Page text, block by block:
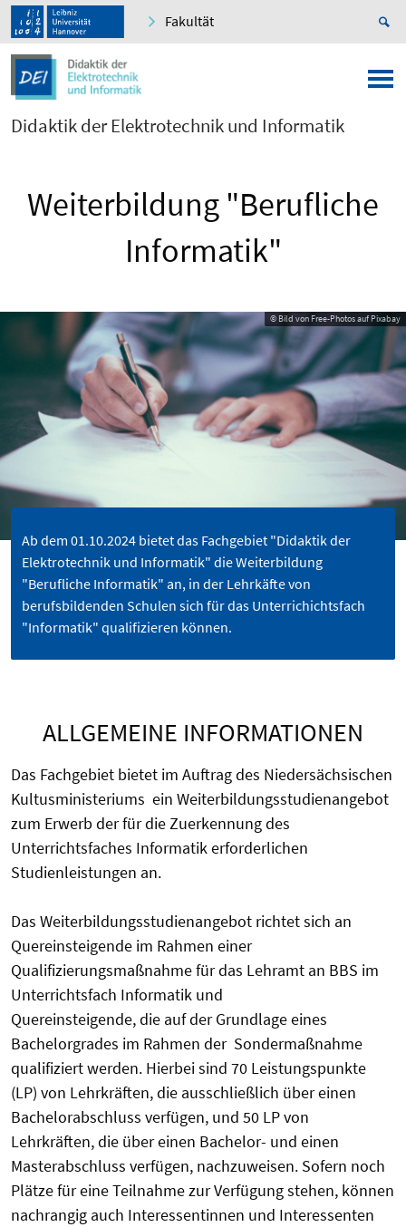
Fakultät
Didaktik der Elektrotechnik und Informatik
Weiterbildung "Berufliche
Informatik"
© Bild von Free-Photos auf Pixabay
Ab dem 01.10.2024 bietet das Fachgebiet "Didaktik der
Elektrotechnik und Informatik" die Weiterbildung
"Berufliche Informatik" an, in der Lehrkäfte von
berufsbildenden Schulen sich für das Unterrichichtsfach
"Informatik" qualifizieren können.
ALLGEMEINE INFORMATIONEN
Das Fachgebiet bietet im Auftrag des Niedersächsischen
Kultusministeriums ein Weiterbildungsstudienangebot
zum Erwerb derfürdie Zuerkennung des
Unterrichtsfaches Informatikerforderlichen
Studienleistungen an.
Das Weiterbildungsstudienangebot richtet sich an
Quereinsteigende im Rahmen einer
Qualifizierungsmaßnahme für das Lehramt an BBS im
Unterrichtsfach Informatik und
Quereinsteigende,die aufderGrundlageeines
Bachelorgrades im Rahmen der Sondermaßnahme
qualifiziert werden. Hierbeisind 70 Leistungspunkte
(LP) von Lehrkräften, die ausschließlich übereinen
Bachelorabschluss verfügen, und 50 LP von
Lehrkräften,die über einen Bachelor- und einen
Masterabschluss verfügen, nachzuweisen. Sofern noch
Plätzefüreine Teilnahme zurVerfügungstehen, können
nachrangig auch Interessentinnen und Interessenten